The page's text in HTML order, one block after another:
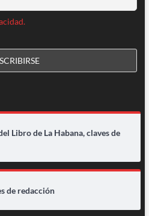
Libro de La Habana, claves de
de redacción